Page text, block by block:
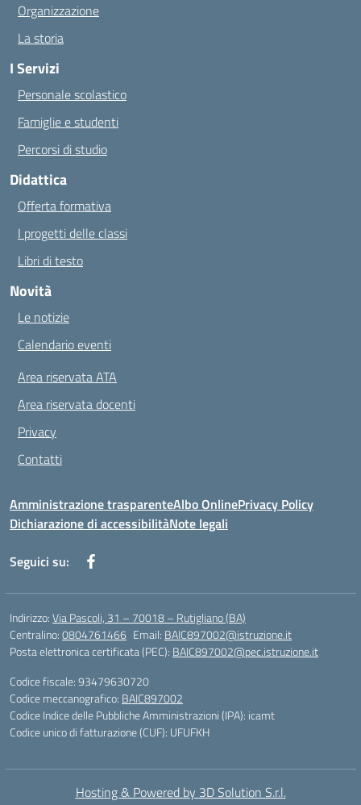
Organizzazione
La storia
I Servizi
Personale scolastico
Famiglie e studenti
Percorsi di studio
Didattica
Offerta formativa
I progetti delle classi
Libri di testo
Novità
Le notizie
Calendario eventi
Area riservata ATA
Area riservata docenti
Privacy
Contatti
Amministrazione trasparenteAlbo OnlinePrivacy Policy
Dichiarazione di accessibilitàNote legali
Seguici su:
Indirizzo:Via Pascoli, 31 – 70018 – Rutigliano (BA)
Centralino:0804761466 Email: BAIC897002@istruzione.it
Posta elettronica certificata (PEC): BAIC897002@pec.istruzione.it
Codice fiscale: 93479630720
Codice meccanografico: BAIC897002
Codice Indice delle Pubbliche Amministrazioni (IPA): icamt
Codice unico di fatturazione (CUF): UFUFKH
Hosting & Powered by 3D Solution S.r.l.